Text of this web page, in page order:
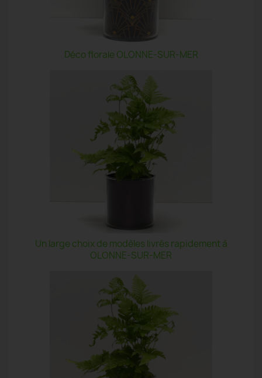
Déco florale OLONNE-SUR-MER
Un large choix de modèles livrés rapidement à
OLONNE-SUR-MER